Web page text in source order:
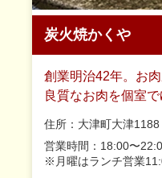
炭火焼かくや
創業明治42年。お
良質なお肉を個室で
住所：大津町大津1188
営業時間：18:00〜
※月曜はランチ営業